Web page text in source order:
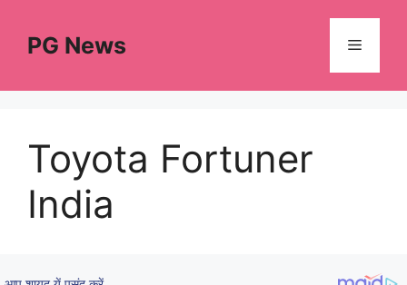
contentPG News Menu
Toyota Fortuner
India